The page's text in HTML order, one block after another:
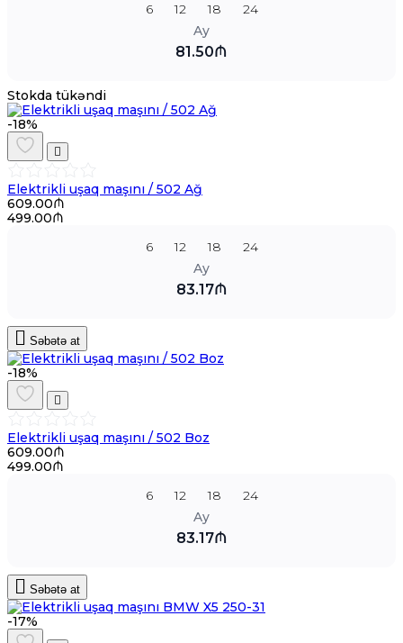
6
12 18
24
Ay
81.50₼
Stokda tükəndi
-18%
Elektrikli uşaq maşını / 502 Ağ
609.00₼
499.00₼
6
12 18
24
Ay
83.17₼
Səbətə at
-18%
Elektrikli uşaq maşını / 502 Boz
609.00₼
499.00₼
6
12 18
24
Ay
83.17₼
Səbətə at
-17%